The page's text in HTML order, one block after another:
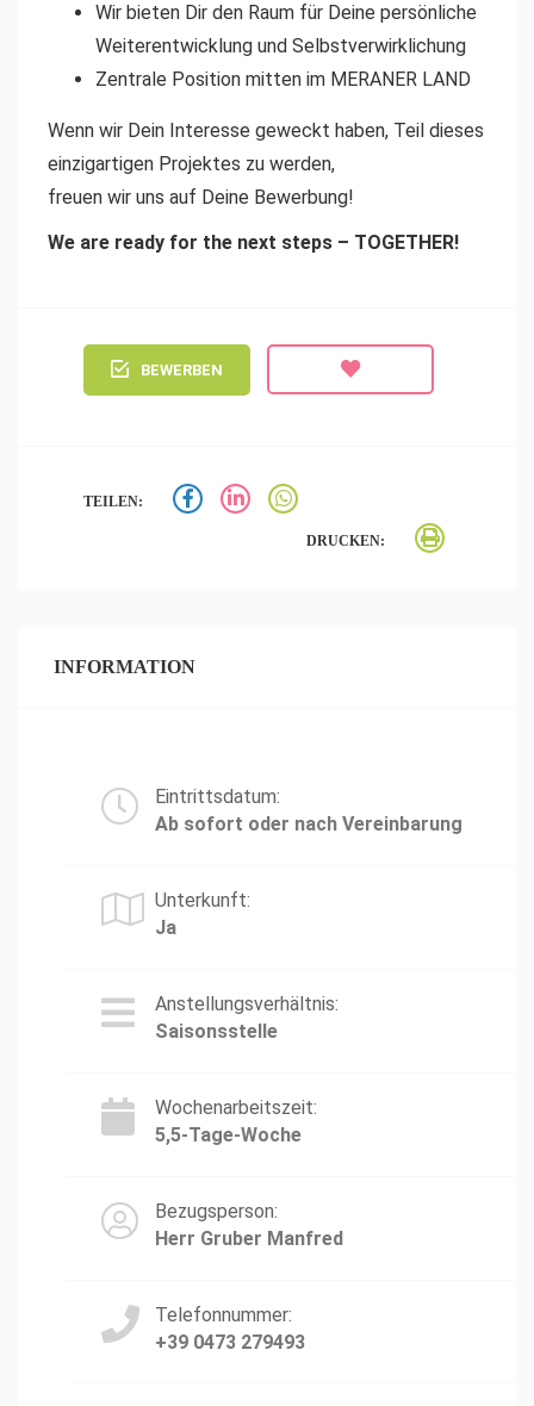
Wir bieten Dir den Raum für Deine persönliche
Weiterentwicklung und Selbstverwirklichung
Zentrale Position mitten im MERANER LAND
Wenn wir Dein Interesse geweckt haben, Teil dieses
einzigartigen Projektes zu werden,
freuen wir uns auf Deine Bewerbung!
We are ready for the next steps – TOGETHER!
BEWERBEN
TEILEN:
DRUCKEN:
INFORMATION
Eintrittsdatum:
Ab sofort oder nach Vereinbarung
Unterkunft:
Ja
Anstellungsverhältnis:
Saisonsstelle
Wochenarbeitszeit:
5,5-Tage-Woche
Bezugsperson:
Herr Gruber Manfred
Telefonnummer:
+39 0473 279493